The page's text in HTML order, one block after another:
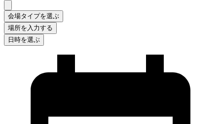
会場タイプを選ぶ
場所を入力する
日時を選ぶ